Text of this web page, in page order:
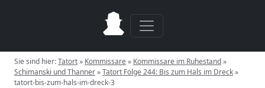
Sie sind hier:Tatort» Kommissare» Kommissare im Ruhestand»
Schimanski und Thanner»Tatort Folge 244: Bis zum Hals im Dreck»
tatort-bis-zum-hals-im-dreck-3